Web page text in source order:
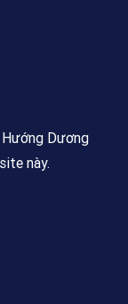
Dương
này.